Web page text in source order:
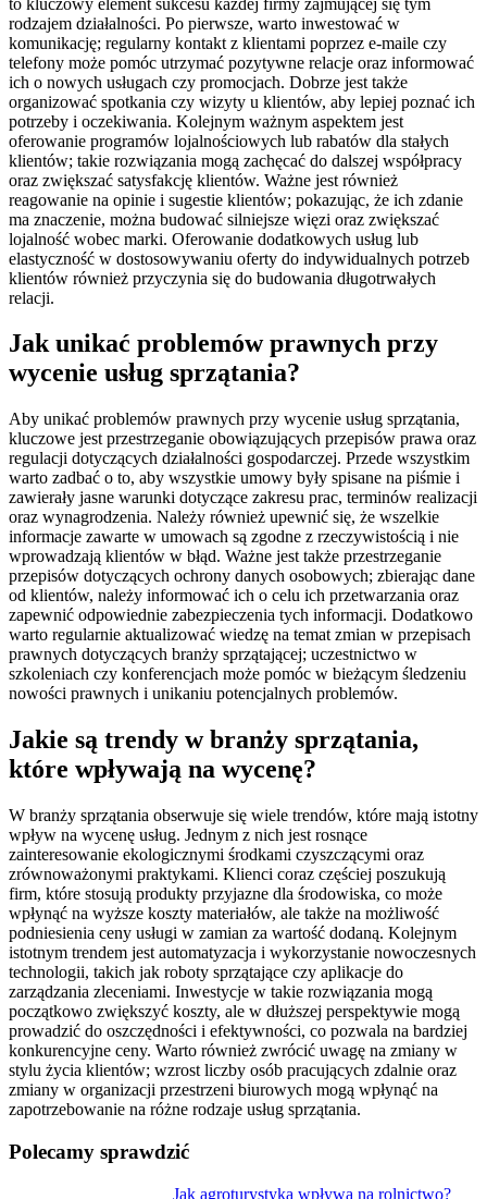
rodzajem działalności. Po pierwsze, warto inwestować w
komunikację; regularny kontakt z klientami poprzez e-maile czy
telefony może pomóc utrzymać pozytywne relacje oraz informować
ich o nowych usługach czy promocjach. Dobrze jest także
organizować spotkania czy wizyty u klientów, aby lepiej poznać ich
potrzeby i oczekiwania. Kolejnym ważnym aspektem jest
oferowanie programów lojalnościowych lub rabatów dla stałych
klientów; takie rozwiązania mogą zachęcać do dalszej współpracy
oraz zwiększać satysfakcję klientów. Ważne jest również
reagowanie na opinie i sugestie klientów; pokazując, że ich zdanie
ma znaczenie, można budować silniejsze więzi oraz zwiększać
lojalność wobec marki. Oferowanie dodatkowych usług lub
elastyczność w dostosowywaniu oferty do indywidualnych potrzeb
klientów również przyczynia się do budowania długotrwałych
relacji.
Jak unikać problemów prawnych przy
wycenie usług sprzątania?
Aby unikać problemów prawnych przy wycenie usług sprzątania,
kluczowe jest przestrzeganie obowiązujących przepisów prawa oraz
regulacji dotyczących działalności gospodarczej. Przede wszystkim
warto zadbać o to, aby wszystkie umowy były spisane na piśmie i
zawierały jasne warunki dotyczące zakresu prac, terminów realizacji
oraz wynagrodzenia. Należy również upewnić się, że wszelkie
informacje zawarte w umowach są zgodne z rzeczywistością i nie
wprowadzają klientów w błąd. Ważne jest także przestrzeganie
przepisów dotyczących ochrony danych osobowych; zbierając dane
od klientów, należy informować ich o celu ich przetwarzania oraz
zapewnić odpowiednie zabezpieczenia tych informacji. Dodatkowo
warto regularnie aktualizować wiedzę na temat zmian w przepisach
prawnych dotyczących branży sprzątającej; uczestnictwo w
szkoleniach czy konferencjach może pomóc w bieżącym śledzeniu
nowości prawnych i unikaniu potencjalnych problemów.
Jakie są trendy w branży sprzątania,
które wpływają na wycenę?
W branży sprzątania obserwuje się wiele trendów, które mają istotny
wpływ na wycenę usług. Jednym z nich jest rosnące
zainteresowanie ekologicznymi środkami czyszczącymi oraz
zrównoważonymi praktykami. Klienci coraz częściej poszukują
firm, które stosują produkty przyjazne dla środowiska, co może
wpłynąć na wyższe koszty materiałów, ale także na możliwość
podniesienia ceny usługi w zamian za wartość dodaną. Kolejnym
istotnym trendem jest automatyzacja i wykorzystanie nowoczesnych
technologii, takich jak roboty sprzątające czy aplikacje do
zarządzania zleceniami. Inwestycje w takie rozwiązania mogą
początkowo zwiększyć koszty, ale w dłuższej perspektywie mogą
prowadzić do oszczędności i efektywności, co pozwala na bardziej
konkurencyjne ceny. Warto również zwrócić uwagę na zmiany w
stylu życia klientów; wzrost liczby osób pracujących zdalnie oraz
zmiany w organizacji przestrzeni biurowych mogą wpłynąć na
zapotrzebowanie na różne rodzaje usług sprzątania.
Polecamy sprawdzić
Jak agroturystyka wpływa na rolnictwo?